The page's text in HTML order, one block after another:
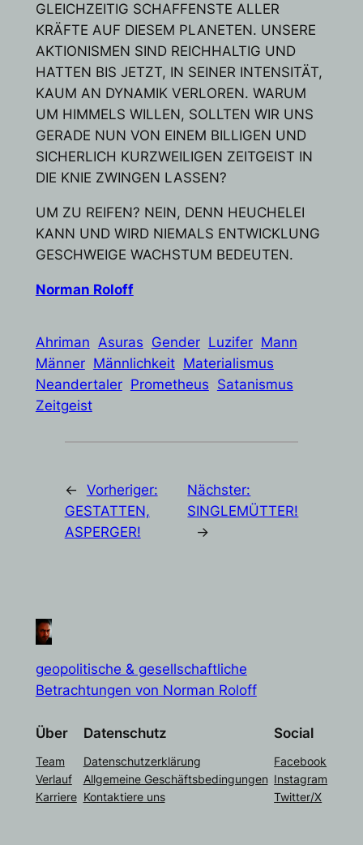
GLEICHZEITIG SCHAFFENSTE ALLER
KRÄFTE AUF DIESEM PLANETEN. UNSERE
AKTIONISMEN SIND REICHHALTIG UND
HATTEN BIS JETZT, IN SEINER INTENSITÄT,
KAUM AN DYNAMIK VERLOREN. WARUM
UM HIMMELS WILLEN, SOLLTEN WIR UNS
GERADE NUN VON EINEM BILLIGEN UND
SICHERLICH KURZWEILIGEN ZEITGEIST IN
DIE KNIE ZWINGEN LASSEN?
UM ZU REIFEN? NEIN, DENN HEUCHELEI
KANN UND WIRD NIEMALS ENTWICKLUNG
GESCHWEIGE WACHSTUM BEDEUTEN.
Norman Roloff
Ahriman Asuras Gender Luzifer Mann
Männer Männlichkeit Materialismus
Neandertaler Prometheus Satanismus
Zeitgeist
←
Vorheriger:
GESTATTEN,
ASPERGER!
Nächster:
SINGLEMÜTTER!
→
geopolitische & gesellschaftliche
Betrachtungen von Norman Roloff
Über
Team
Verlauf
Karriere
Datenschutz
Datenschutzerklärung
Allgemeine Geschäftsbedingungen
Kontaktiere uns
Social
Facebook
Instagram
Twitter/X